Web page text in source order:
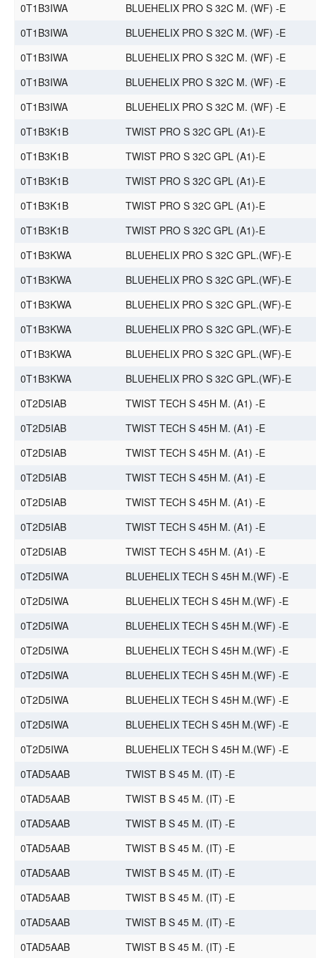
0T1B3IWA
BLUEHELIX PRO S 32C M. (WF) -E
0T1B3IWA
BLUEHELIX PRO S 32C M. (WF) -E
0T1B3IWA
BLUEHELIX PRO S 32C M. (WF) -E
0T1B3IWA
BLUEHELIX PRO S 32C M. (WF) -E
0T1B3IWA
BLUEHELIX PRO S 32C M. (WF) -E
0T1B3K1B
TWIST PRO S 32C GPL (A1)-E
0T1B3K1B
TWIST PRO S 32C GPL (A1)-E
0T1B3K1B
TWIST PRO S 32C GPL (A1)-E
0T1B3K1B
TWIST PRO S 32C GPL (A1)-E
0T1B3K1B
TWIST PRO S 32C GPL (A1)-E
0T1B3KWA
BLUEHELIX PRO S 32C GPL.(WF)-E
0T1B3KWA
BLUEHELIX PRO S 32C GPL.(WF)-E
0T1B3KWA
BLUEHELIX PRO S 32C GPL.(WF)-E
0T1B3KWA
BLUEHELIX PRO S 32C GPL.(WF)-E
0T1B3KWA
BLUEHELIX PRO S 32C GPL.(WF)-E
0T1B3KWA
BLUEHELIX PRO S 32C GPL.(WF)-E
0T2D5IAB
TWIST TECH S 45H M. (A1) -E
0T2D5IAB
TWIST TECH S 45H M. (A1) -E
0T2D5IAB
TWIST TECH S 45H M. (A1) -E
0T2D5IAB
TWIST TECH S 45H M. (A1) -E
0T2D5IAB
TWIST TECH S 45H M. (A1) -E
0T2D5IAB
TWIST TECH S 45H M. (A1) -E
0T2D5IAB
TWIST TECH S 45H M. (A1) -E
0T2D5IWA
BLUEHELIX TECH S 45H M.(WF) -E
0T2D5IWA
BLUEHELIX TECH S 45H M.(WF) -E
0T2D5IWA
BLUEHELIX TECH S 45H M.(WF) -E
0T2D5IWA
BLUEHELIX TECH S 45H M.(WF) -E
0T2D5IWA
BLUEHELIX TECH S 45H M.(WF) -E
0T2D5IWA
BLUEHELIX TECH S 45H M.(WF) -E
0T2D5IWA
BLUEHELIX TECH S 45H M.(WF) -E
0T2D5IWA
BLUEHELIX TECH S 45H M.(WF) -E
0TAD5AAB
TWIST B S 45 M. (IT) -E
0TAD5AAB
TWIST B S 45 M. (IT) -E
0TAD5AAB
TWIST B S 45 M. (IT) -E
0TAD5AAB
TWIST B S 45 M. (IT) -E
0TAD5AAB
TWIST B S 45 M. (IT) -E
0TAD5AAB
TWIST B S 45 M. (IT) -E
0TAD5AAB
TWIST B S 45 M. (IT) -E
0TAD5AAB
TWIST B S 45 M. (IT) -E